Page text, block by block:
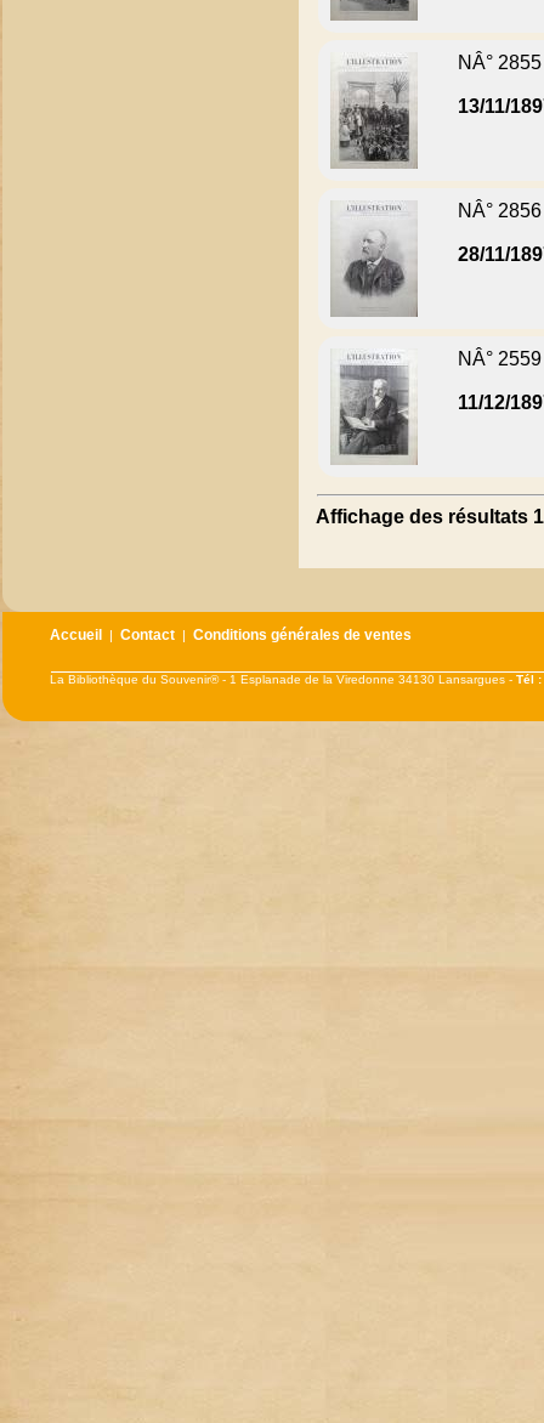
NÂ° 2855
13/11/
NÂ° 2856
28/11/
NÂ° 2559
11/12/
Affichage des résultats
Accueil |Contact |Conditions générales de ventes
La Bibliothèque du Souvenir® - 1 Esplanade de la Viredonne 34130 Lansargues -Tél